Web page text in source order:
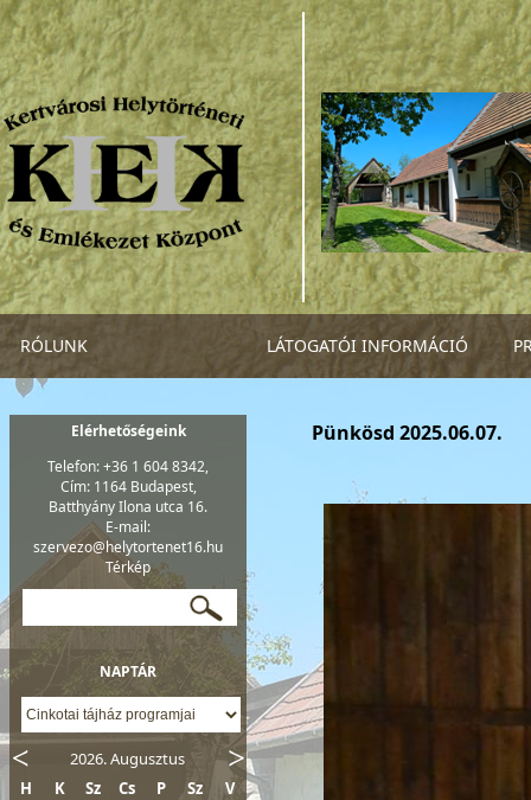
RÓLUNK LÁTOGATÓI INFORMÁCIÓ
Elérhetőségeink
Telefon: +36 1 604 8342,
Cím: 1164 Budapest,
Batthyány Ilona utca 16.
E-mail:
szervezo@helytortenet16.hu
Térkép
NAPTÁR
2026. Augusztus
H
K Sz Cs P Sz
V
Pünkösd 2025.06.07.